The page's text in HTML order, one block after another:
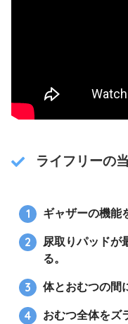
ライフリーの
ギャザーの機能
尿取りパッドが
る。
体とおむつの間
おむつ全体をズ